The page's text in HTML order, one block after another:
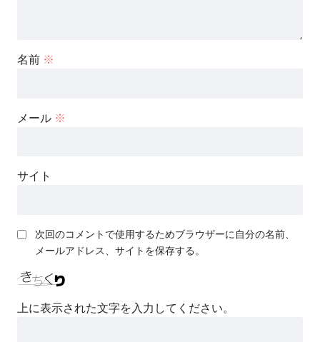
名前 ※
メール ※
サイト
次回のコメントで使用するためブラウザーに自分の名前、
メールアドレス、サイトを保存する。
上に表示された文字を入力してください。